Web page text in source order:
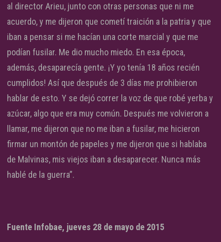
al director Arieu, junto con otras personas que ni me
acuerdo, y me dijeron que cometí traición a la patria y que
iban a pensar si me hacían una corte marcial y que me
podían fusilar. Me dio mucho miedo. En esa época,
además, desaparecía gente. ¡Y yo tenía 18 años recién
cumplidos! Así que después de 3 días me prohibieron
hablar de esto. Y se dejó correr la voz de que robé yerba y
azúcar, algo que era muy común. Después me volvieron a
llamar, me dijeron que no me iban a fusilar, me hicieron
firmar un montón de papeles y me dijeron que si hablaba
de Malvinas, mis viejos iban a desaparecer. Nunca más
hablé de la guerra”.
Fuente Infobae, jueves 28 de mayo de 2015